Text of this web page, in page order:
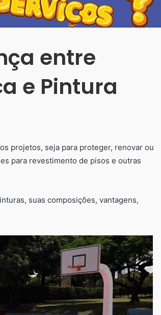
entre
e Pintura
projetos, seja para proteger, renovar ou
para revestimento de pisos e outras
suas composições, vantagens,